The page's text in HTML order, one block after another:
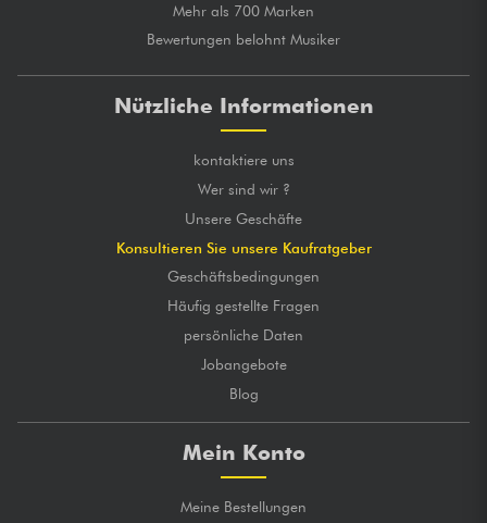
Mehr als 700 Marken
Bewertungen belohnt Musiker
Nützliche Informationen
kontaktiere uns
Wer sind wir ?
Unsere Geschäfte
Konsultieren Sie unsere Kaufratgeber
Geschäftsbedingungen
Häufig gestellte Fragen
persönliche Daten
Jobangebote
Blog
Mein Konto
Meine Bestellungen